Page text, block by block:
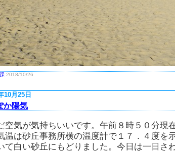
2018/10/26
10月25日
か陽気
空気が気持ちいいです。午前８時５０分現
温は砂丘事務所横の温度計で１７．４度を
て白い砂丘にもどりました。今日は一日さ